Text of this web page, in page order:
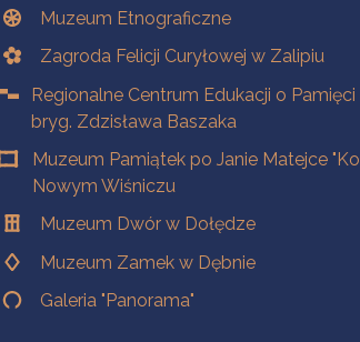
Muzeum Etnograficzne
Zagroda Felicji Curyłowej w Zalipiu
Regionalne Centrum Edukacji o Pamięci
bryg. Zdzisława Baszaka
Muzeum Pamiątek po Janie Matejce
Nowym Wiśniczu
Muzeum Dwór w Dołędze
Muzeum Zamek w Dębnie
Galeria "Panorama"